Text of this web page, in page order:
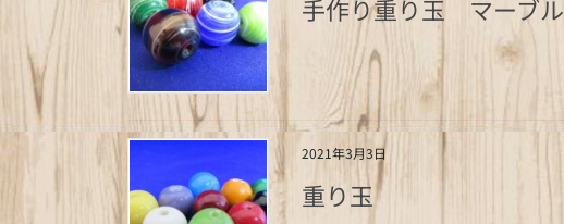
手作り重り玉 マーブル
2021年3月3日
重り玉